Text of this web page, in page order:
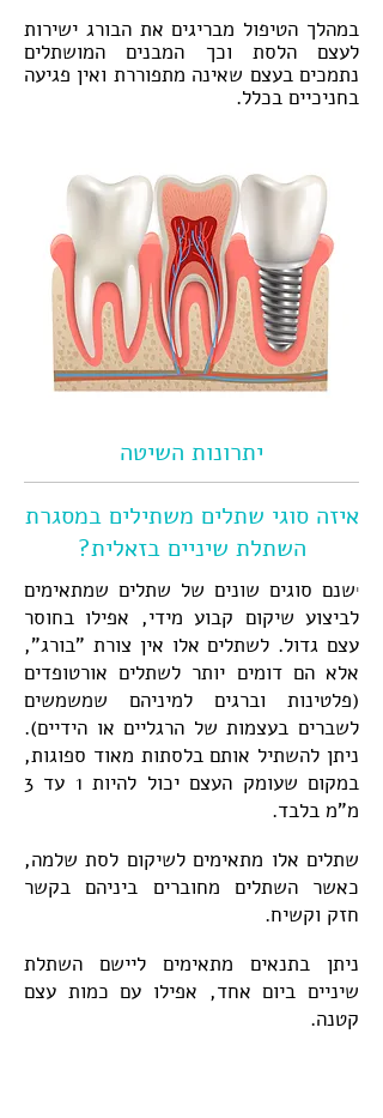
במהלך הטיפול מבריגים את הבורג ישירות
לעצם הלסת וכך המבנים המושתלים
נתמכים בעצם שאינה מתפוררת ואין פגיעה
בחניכיים בכלל.
​יתרונות השיטה
איזה סוגי שתלים משתילים במסגרת
השתלת שיניים בזאלית?
ישנם סוגים שונים של שתלים שמתאימים
לביצוע שיקום קבוע מידי, אפילו בחוסר
עצם גדול. לשתלים אלו אין צורת "בורג",
אלא הם דומים יותר לשתלים אורטופדים
(פלטינות וברגים למיניהם שמשמשים
לשברים בעצמות של הרגליים או הידיים).
ניתן להשתיל אותם בלסתות מאוד ספוגות,
במקום שעומק העצם יכול להיות 1 עד 3
מ"מ בלבד.
שתלים אלו מתאימים לשיקום לסת שלמה,
כאשר השתלים מחוברים ביניהם בקשר
חזק וקשיח.
ניתן בתנאים מתאימים ליישם השתלת
שיניים ביום אחד, אפילו עם כמות עצם
קטנה.